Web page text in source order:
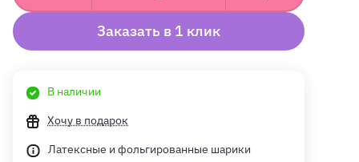
Заказать в 1 клик
В наличии
Хочу в подарок
Латексные и фольгированные шарики